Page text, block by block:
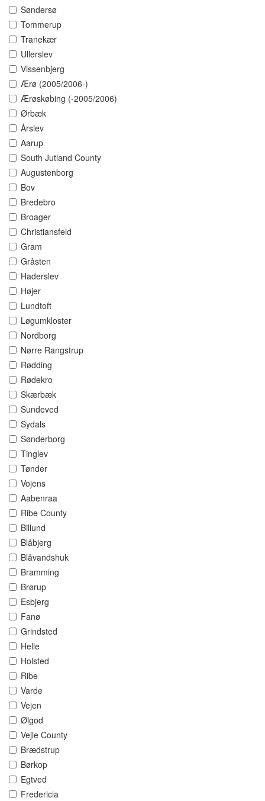
Søndersø
Tommerup
Tranekær
Ullerslev
Vissenbjerg
Ærø (2005/2006-)
Ærøskøbing (-2005/2006)
Ørbæk
Årslev
Aarup
South Jutland County
Augustenborg
Bov
Bredebro
Broager
Christiansfeld
Gram
Gråsten
Haderslev
Højer
Lundtoft
Løgumkloster
Nordborg
Nørre Rangstrup
Rødding
Rødekro
Skærbæk
Sundeved
Sydals
Sønderborg
Tinglev
Tønder
Vojens
Aabenraa
Ribe County
Billund
Blåbjerg
Blåvandshuk
Bramming
Brørup
Esbjerg
Fanø
Grindsted
Helle
Holsted
Ribe
Varde
Vejen
Ølgod
Vejle County
Brædstrup
Børkop
Egtved
Fredericia